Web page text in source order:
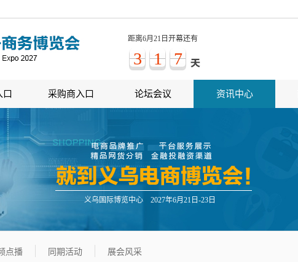
距离6月21日开幕还有
3 1 7
口 采购商入口 论坛会议 资讯中心
义乌国际博览中心 2027年6月21日-23日
点播 同期活动 展会风采